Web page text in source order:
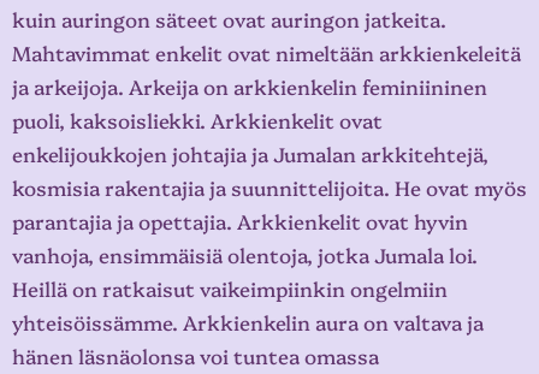
kuin auringon säteet ovat auringon jatkeita.
Mahtavimmat enkelit ovat nimeltään arkkienkeleitä
ja arkeijoja. Arkeija on arkkienkelin feminiininen
puoli, kaksoisliekki. Arkkienkelit ovat
enkelijoukkojen johtajia ja Jumalan arkkitehtejä,
kosmisia rakentajia ja suunnittelijoita. He ovat myös
parantajia ja opettajia. Arkkienkelit ovat hyvin
vanhoja, ensimmäisiä olentoja, jotka Jumala loi.
Heillä on ratkaisut vaikeimpiinkin ongelmiin
yhteisöissämme. Arkkienkelin aura on valtava ja
hänen läsnäolonsa voi tuntea omassa